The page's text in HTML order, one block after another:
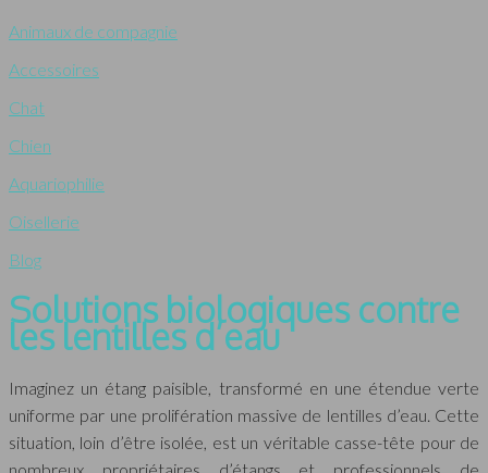
Animaux de compagnie
Accessoires
Chat
Chien
Aquariophilie
Oisellerie
Blog
Solutions biologiques contre
les lentilles d’eau
Imaginez un étang paisible, transformé en une étendue verte
uniforme par une prolifération massive de lentilles d’eau. Cette
situation, loin d’être isolée, est un véritable casse-tête pour de